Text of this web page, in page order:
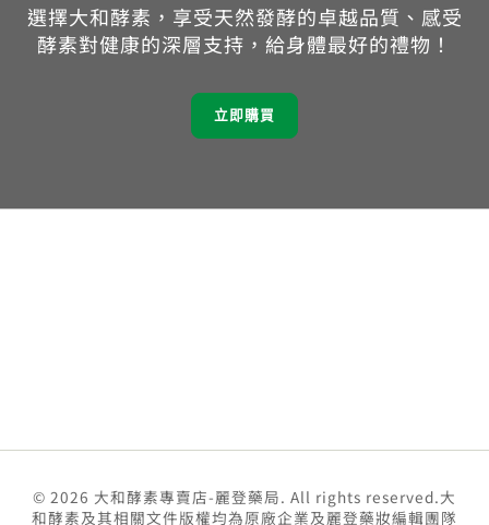
選擇大和酵素，享受天然發酵的卓越品質、感受
酵素對健康的深層支持，給身體最好的禮物！
立即購買
© 2026 大和酵素專賣店-麗登藥局. All rights reserved.大
和酵素及其相關文件版權均為原廠企業及麗登藥妝編輯團隊